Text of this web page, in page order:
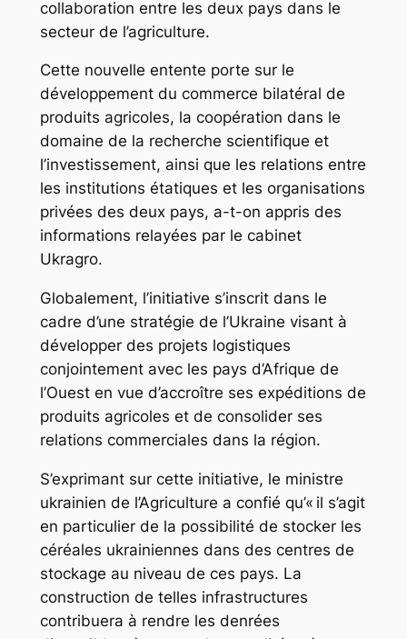
collaboration entre les deux pays dans le
secteur de l’agriculture.
Cette nouvelle entente porte sur le
développement du commerce bilatéral de
produits agricoles, la coopération dans le
domaine de la recherche scientifique et
l’investissement, ainsi que les relations entre
les institutions étatiques et les organisations
privées des deux pays, a-t-on appris des
informations relayées par le cabinet
Ukragro.
Globalement, l’initiative s’inscrit dans le
cadre d’une stratégie de l’Ukraine visant à
développer des projets logistiques
conjointement avec les pays d’Afrique de
l’Ouest en vue d’accroître ses expéditions de
produits agricoles et de consolider ses
relations commerciales dans la région.
S’exprimant sur cette initiative, le ministre
ukrainien de l’Agriculture a confié qu’« il s’agit
en particulier de la possibilité de stocker les
céréales ukrainiennes dans des centres de
stockage au niveau de ces pays. La
construction de telles infrastructures
contribuera à rendre les denrées